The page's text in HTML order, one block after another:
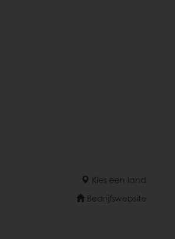
Kies een land
Bedrijfswebsite